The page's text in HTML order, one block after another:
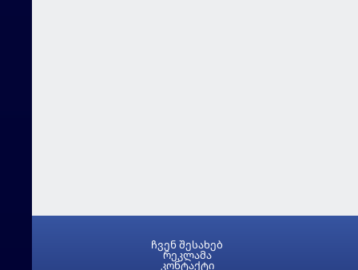
ჩვენ შესახებ
რეკლამა
კონტაქტი